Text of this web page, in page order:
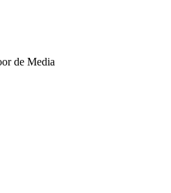
de Media